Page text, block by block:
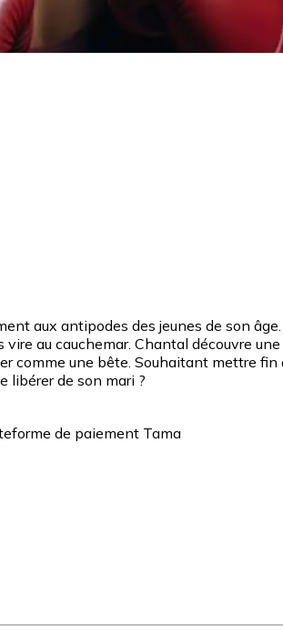
aux antipodes des jeunes de son
au cauchemar. Chantal découvre
comme une bête. Souhaitant mettre
libérer de son mari ?
de paiement Tama